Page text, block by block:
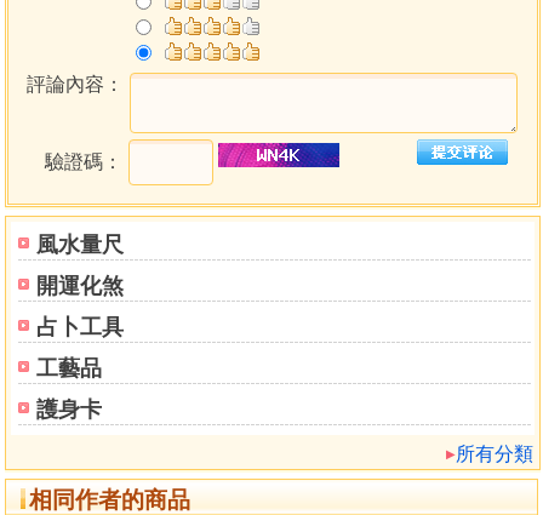
風水量尺
開運化煞
占卜工具
工藝品
護身卡
所有分類
相同作者的商品
評論內容：
驗證碼：